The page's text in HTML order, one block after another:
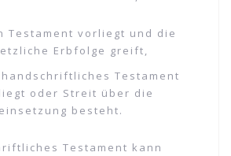
Testament vorliegt und die
Erbfolge greift,
Testament
oder Streit über die
besteht.
Testament kann